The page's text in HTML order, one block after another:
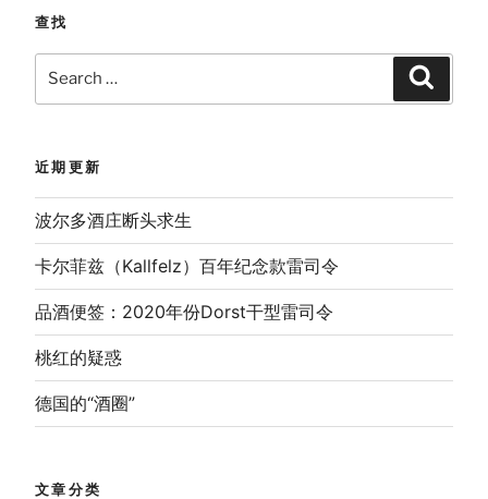
查找
for:
近期更新
波尔多酒庄断头求生
卡尔菲兹（Kallfelz）百年纪念款雷司令
品酒便签：2020年份Dorst干型雷司令
桃红的疑惑
德国的“酒圈”
文章分类